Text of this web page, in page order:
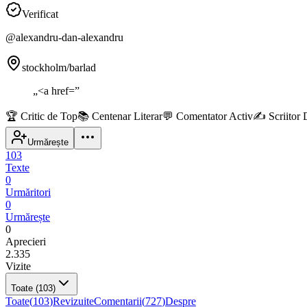
Verificat
@alexandru-dan-alexandru
stockholm/barlad
„<a href=”
🏆 Critic de Top📚 Centenar Literar💬 Comentator Activ✍️ Scriitor
Urmărește
103
Texte
0
Urmăritori
0
Urmărește
0
Aprecieri
2.335
Vizite
Toate (103)
Toate(103)RevizuiteComentarii(727)Despre